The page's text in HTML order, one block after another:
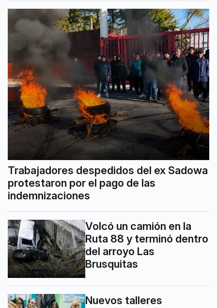
Trabajadores despedidos del ex Sadowa
protestaron por el pago de las
indemnizaciones
Volcó un camión en la
Ruta 88 y terminó dentro
del arroyo Las
Brusquitas
Nuevos talleres